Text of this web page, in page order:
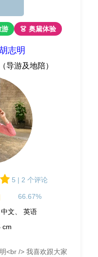
👗 奥黛体验
志明
导游及地陪）
5 | 2 个评论
66.67%
文、 英语
cm
<br /> 我喜欢跟大家